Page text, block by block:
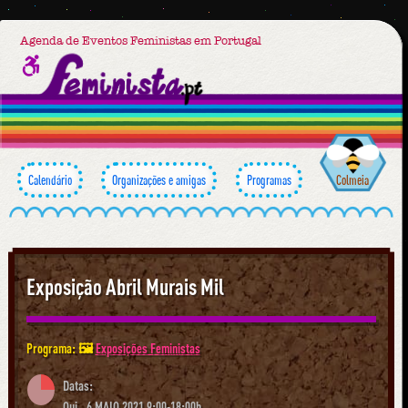
Agenda de Eventos Feministas em Portugal
Calendário Organizações e amigas Programas Colmeia
Exposição Abril Murais Mil
Programa: 🖼Exposições Feministas
Datas: